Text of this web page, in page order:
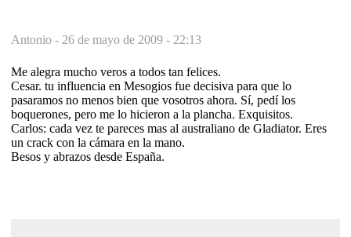
Antonio - 26 de mayo de 2009 - 22:13
Me alegra mucho veros a todos tan felices.
Cesar. tu influencia en Mesogios fue decisiva para que lo
pasaramos no menos bien que vosotros ahora. Sí, pedí los
boquerones, pero me lo hicieron a la plancha. Exquisitos.
Carlos: cada vez te pareces mas al australiano de Gladiator. Eres
un crack con la cámara en la mano.
Besos y abrazos desde España.